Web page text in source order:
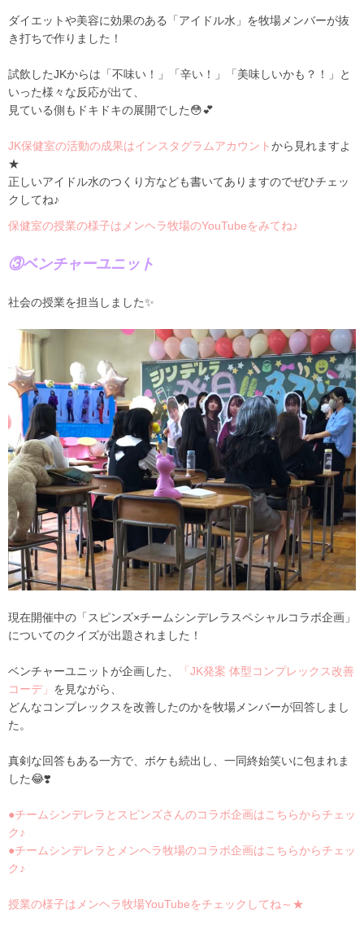
ダイエットや美容に効果のある「アイドル水」を牧場メンバーが抜
き打ちで作りました！
試飲したJKからは「不味い！」「辛い！」「美味しいかも？！」と
いった様々な反応が出て、
見ている側もドキドキの展開でした😳💕
JK保健室の活動の成果はインスタグラムアカウントから見れますよ
★
正しいアイドル水のつくり方なども書いてありますのでぜひチェッ
クしてね♪
保健室の授業の様子はメンヘラ牧場のYouTubeをみてね♪
③ベンチャーユニット
社会の授業を担当しました✨
現在開催中の「スピンズ×チームシンデレラスペシャルコラボ企画」
についてのクイズが出題されました！
ベンチャーユニットが企画した、
「JK発案 体型コンプレックス改善
コーデ」 を見ながら、
どんなコンプレックスを改善したのかを牧場メンバーが回答しまし
た。
真剣な回答もある一方で、ボケも続出し、一同終始笑いに包まれま
した😂❣️
●チームシンデレラとスピンズさんのコラボ企画はこちらからチェッ
ク♪
●チームシンデレラとメンヘラ牧場のコラボ企画はこちらからチェッ
ク♪
授業の様子はメンヘラ牧場YouTubeをチェックしてね～★